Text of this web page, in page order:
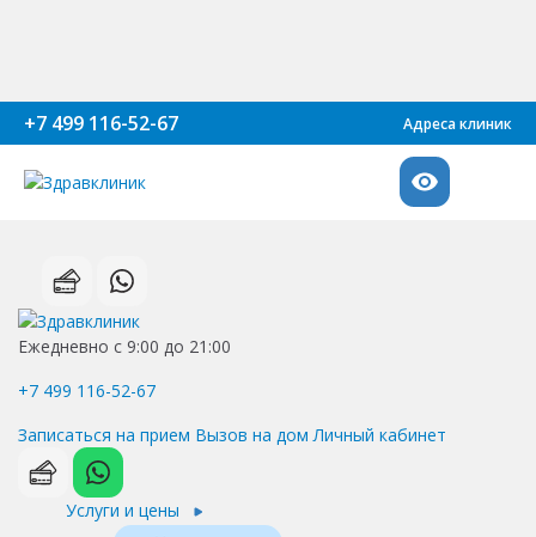
+7 499 116-52-67 Адреса клиник
Ежедневно с 9:00 до 21:00
+7 499 116-52-67
Записаться на прием Вызов на дом Личный кабинет
Услуги и цены